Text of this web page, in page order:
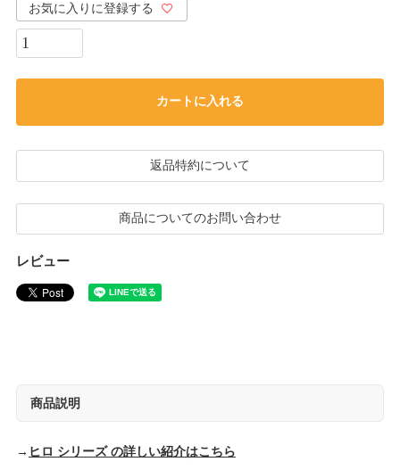
お気に入りに登録する
カートに入れる
返品特約について
商品についてのお問い合わせ
レビュー
商品説明
→ ヒロ シリーズ の詳しい紹介はこちら